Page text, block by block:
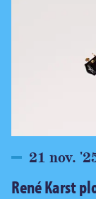
21 nov.
René Karst